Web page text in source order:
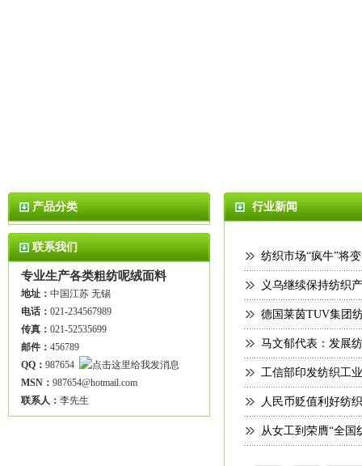
产品分类
联系我们
专业生产各类粗纺呢绒面料
地址： 中国江苏 无锡
电话： 021-234567989
传真： 021-52535699
邮件： 456789
QQ： 987654
MSN： 987654@hotmail.com
联系人： 李先生
行业新闻
纺织市场“疯牛”将
义乌继续保持纺织
德国莱茵TUV集团
马文郁代表：发展
工信部印发纺织工
人民币贬值利好纺
从女工到荣膺“全国